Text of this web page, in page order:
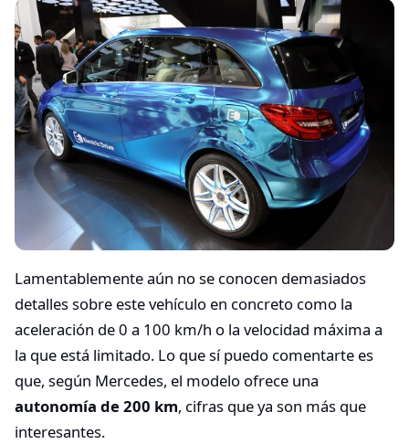
Lamentablemente aún no se conocen demasiados
detalles sobre este vehículo en concreto como la
aceleración de 0 a 100 km/h o la velocidad máxima a
la que está limitado. Lo que sí puedo comentarte es
que, según Mercedes, el modelo ofrece una
autonomía de 200 km, cifras que ya son más que
interesantes.